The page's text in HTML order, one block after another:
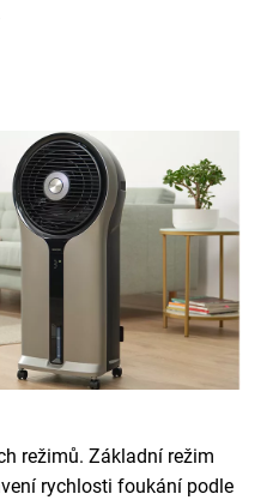
režimů. Základní režim
rychlosti foukání podle